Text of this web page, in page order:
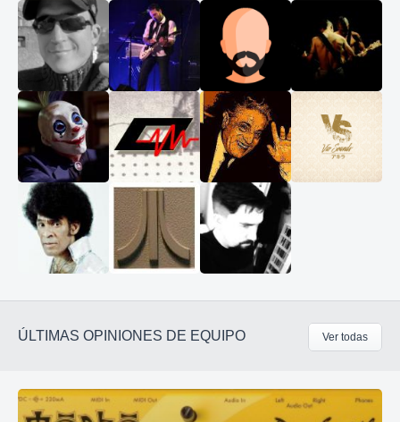
ÚLTIMAS OPINIONES DE EQUIPO Ver todas